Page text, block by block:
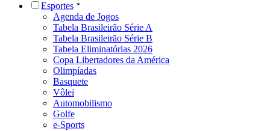
Esportes
Agenda de Jogos
Tabela Brasileirão Série A
Tabela Brasileirão Série B
Tabela Eliminatórias 2026
Copa Libertadores da América
Olimpíadas
Basquete
Vôlei
Automobilismo
Golfe
e-Sports